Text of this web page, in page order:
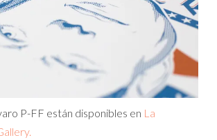
P-FF están disponibles en La